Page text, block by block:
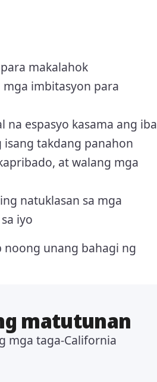
makalahok
imbitasyon para
na espasyo kasama ang iba
isang takdang panahon
at walang mga
natuklasan sa mga
iyo
noong unang bahagi ng
matutunan
mga taga-California